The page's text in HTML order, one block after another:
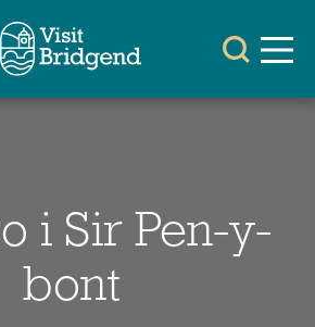
i Sir Pen-y-
bont